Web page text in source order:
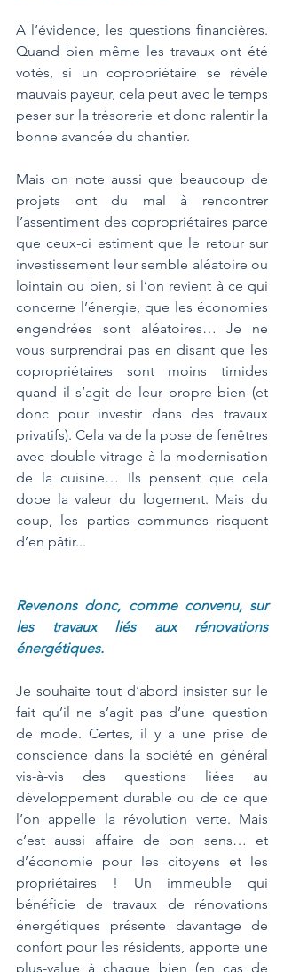
A l’évidence, les questions financières.
Quand bien même les travaux ont été
votés, si un copropriétaire se révèle
mauvais payeur, cela peut avec le temps
peser sur la trésorerie et donc ralentir la
bonne avancée du chantier.
Mais on note aussi que beaucoup de
projets ont du mal à rencontrer
l’assentiment des copropriétaires parce
que ceux-ci estiment que le retour sur
investissement leur semble aléatoire ou
lointain ou bien, si l’on revient à ce qui
concerne l’énergie, que les économies
engendrées sont aléatoires… Je ne
vous surprendrai pas en disant que les
copropriétaires sont moins timides
quand il s’agit de leur propre bien (et
donc pour investir dans des travaux
privatifs). Cela va de la pose de fenêtres
avec double vitrage à la modernisation
de la cuisine… Ils pensent que cela
dope la valeur du logement. Mais du
coup, les parties communes risquent
d’en pâtir...
Revenons donc, comme convenu, sur
les travaux liés aux rénovations
énergétiques.
Je souhaite tout d’abord insister sur le
fait qu’il ne s’agit pas d’une question
de mode. Certes, il y a une prise de
conscience dans la société en général
vis-à-vis des questions liées au
développement durable ou de ce que
l’on appelle la révolution verte. Mais
c’est aussi affaire de bon sens… et
d’économie pour les citoyens et les
propriétaires ! Un immeuble qui
bénéficie de travaux de rénovations
énergétiques présente davantage de
confort pour les résidents, apporte une
plus-value à chaque bien (en cas de